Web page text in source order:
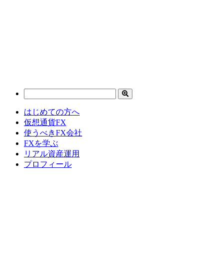
はじめての方へ
仮想通貨FX
使うべきFX会社
FXを学ぶ
リアル資産運用
プロフィール